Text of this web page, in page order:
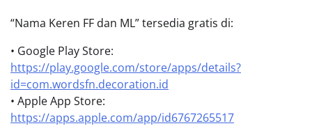
“Nama Keren FF dan ML” tersedia gratis di:
• Google Play Store:
https://play.google.com/store/apps/details?
id=com.wordsfn.decoration.id
• Apple App Store:
https://apps.apple.com/app/id6767265517